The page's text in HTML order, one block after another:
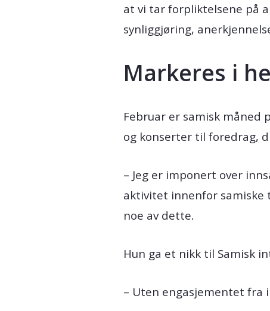
at vi tar forpliktelsene på
synliggjøring,
Markeres i
Februar er samisk måned
og konserter til foredrag,
– Jeg er imponert over
aktivitet innenfor samiske
noe av dette.
Hun ga et nikk til Samisk
– Uten engasjementet fra